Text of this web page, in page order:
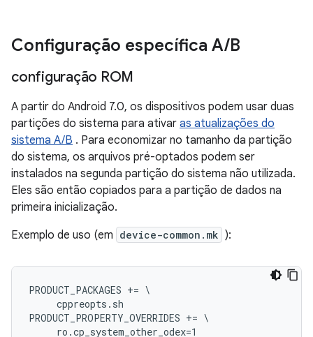
Configuração específica A/B
configuração ROM
A partir do Android 7.0, os dispositivos podem usar duas
partições do sistema para ativar as atualizações do
sistema A/B . Para economizar no tamanho da partição
do sistema, os arquivos pré-optados podem ser
instalados na segunda partição do sistema não utilizada.
Eles são então copiados para a partição de dados na
primeira inicialização.
Exemplo de uso (em device-common.mk ):
PRODUCT_PACKAGES += \
     cppreopts.sh
PRODUCT_PROPERTY_OVERRIDES += \